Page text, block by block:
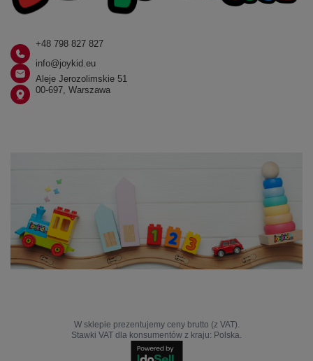
+48 798 827 827
info@joykid.eu
Aleje Jerozolimskie 51
00-697, Warszawa
W sklepie prezentujemy ceny brutto (z VAT).
Stawki VAT dla konsumentów z kraju: Polska.